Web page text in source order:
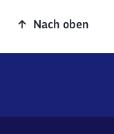
Nach oben